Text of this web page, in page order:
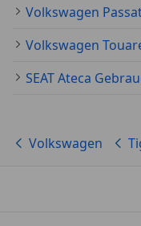
SEAT Ateca
Volkswagen